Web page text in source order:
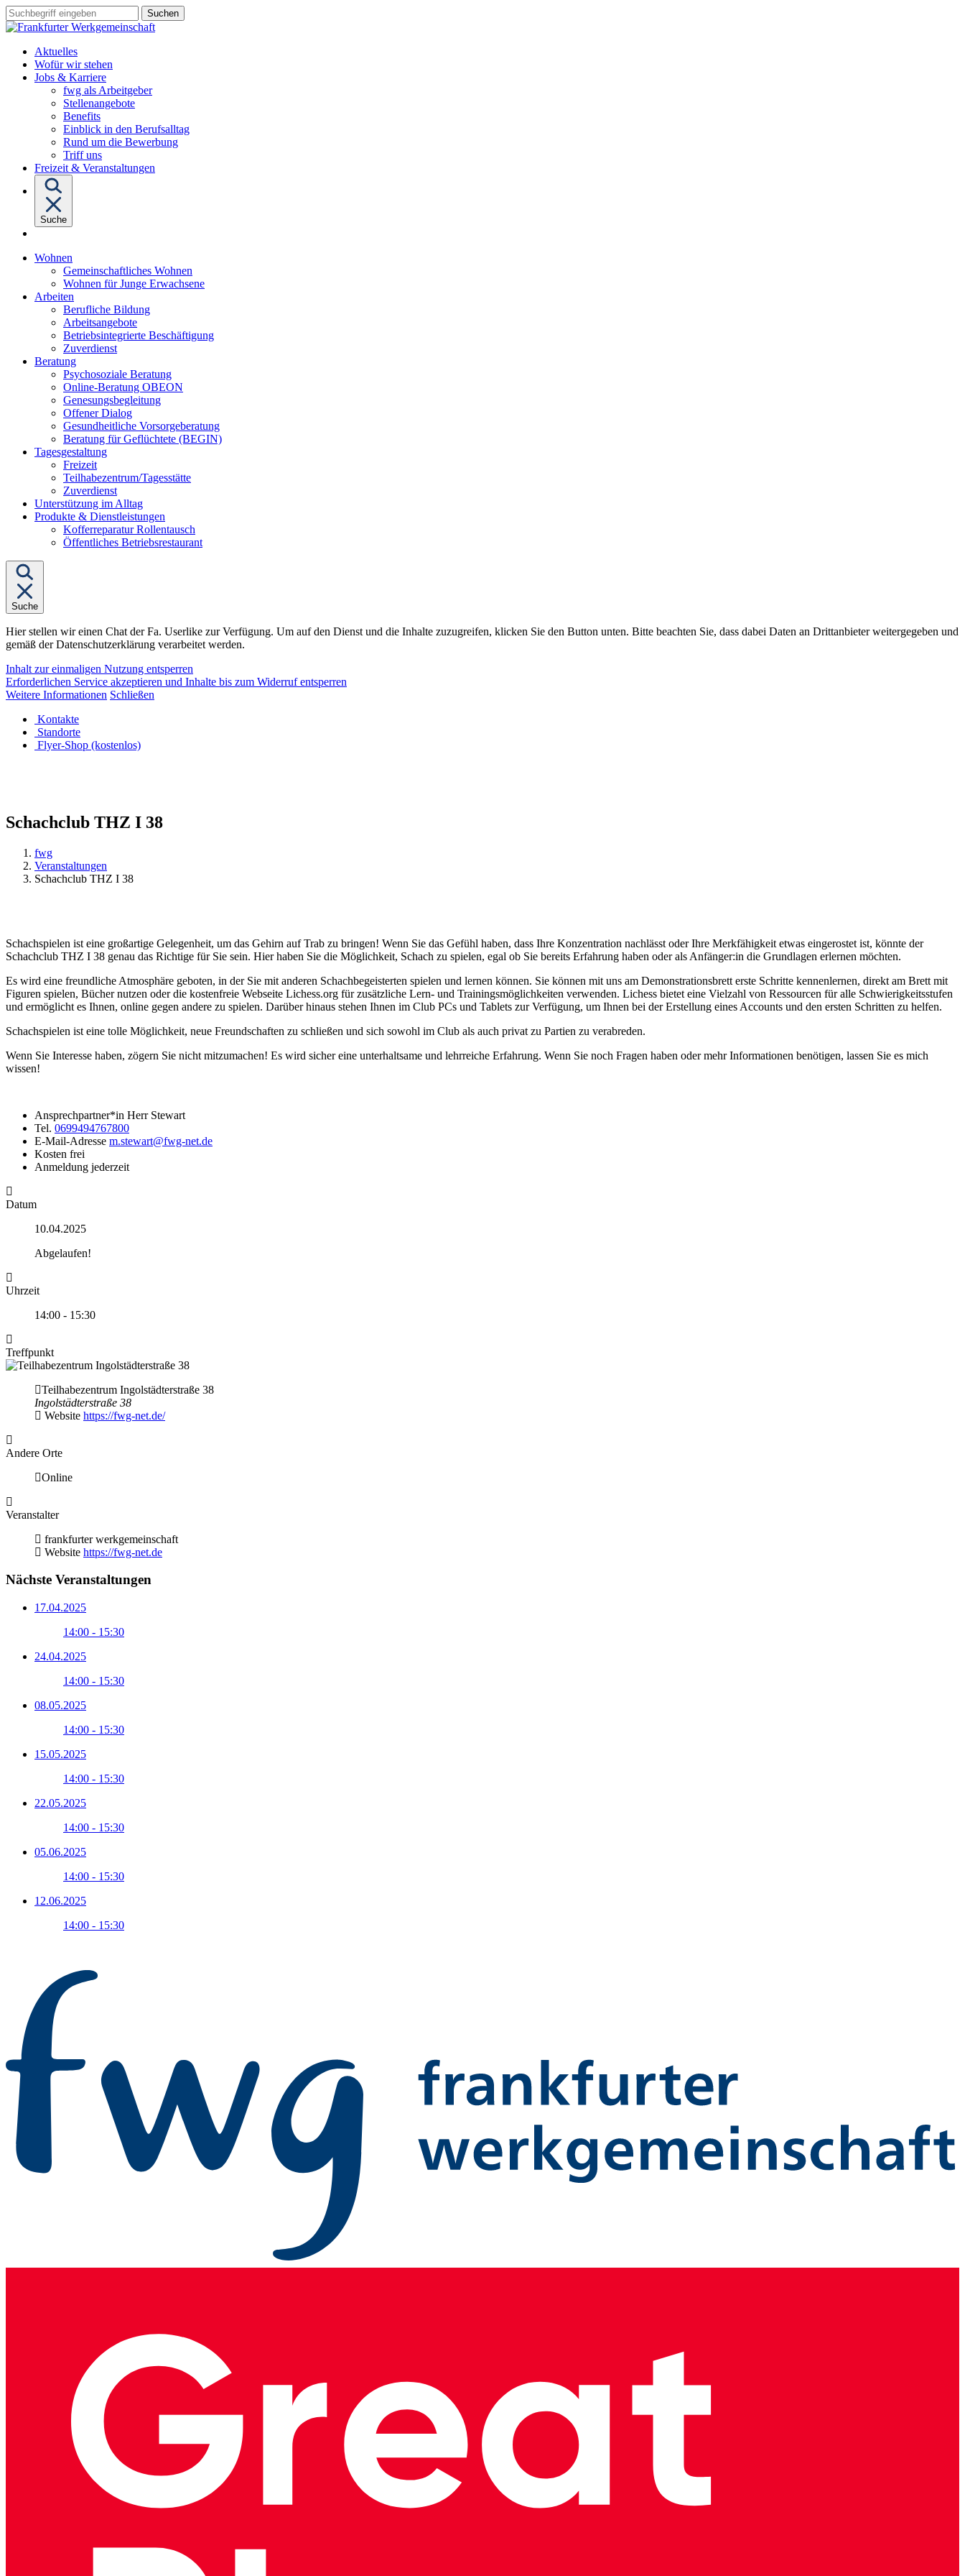
Sprungziel:
Zum
Sprungziel:
Zur
Sprungziel:
Zum
Suchbegriff
eingeben
Aktuelles
Wofür wir stehen
Jobs & KarriereUntermenü
von
"Jobs
&
fwg als Arbeitgeber
Stellenangebote
Benefits
Einblick in den Berufsalltag
Rund um die Bewerbung
Triff uns
Freizeit & Veranstaltungen
Suche
Wohnen
von
"Wohnen"
Gemeinschaftliches Wohnen
Wohnen für Junge Erwachsene
Arbeiten
von
"Arbeiten"
Berufliche Bildung
Arbeitsangebote
Betriebsintegrierte Beschäftigung
Zuverdienst
BeratungUntermenü
von
"Beratung"
Psychosoziale Beratung
Online-Beratung OBEON
Genesungsbegleitung
Offener Dialog
Gesundheitliche Vorsorgeberatung
Beratung für Geflüchtete (BEGIN)
TagesgestaltungUntermenü
"Tagesgestaltung"
Freizeit
Teilhabezentrum/Tagesstätte
Zuverdienst
Unterstützung im Alltag
Produkte & Dienstleistungen
von
"Produkte
&
Kofferreparatur Rollentausch
Öffentliches Betriebsrestaurant
Suche
Hier stellen wir einen Chat der Fa. Userlike zur Verfügung. Um auf den Dienst und die Inhalte zuzugreifen, klicken Sie den Button unten. Bitte beachten Sie, dass dabei Daten an Drittanbieter weitergegeben und
gemäß der Datenschutzerklärung verarbeitet werden.
Inhalt zur einmaligen Nutzung entsperren
Erforderlichen Service akzeptieren und Inhalte bis zum Widerruf entsperren
Weitere Informationen Schließen
Kontakte
Standorte
Flyer-Shop (kostenlos)
Schachclub THZ I 38
fwg
Veranstaltungen
Schachclub THZ I 38
Schachspielen ist eine großartige Gelegenheit, um das Gehirn auf Trab zu bringen! Wenn Sie das Gefühl haben, dass Ihre Konzentration nachlässt oder Ihre Merkfähigkeit etwas eingerostet ist, könnte der
Schachclub THZ I 38 genau das Richtige für Sie sein. Hier haben Sie die Möglichkeit, Schach zu spielen, egal ob Sie bereits Erfahrung haben oder als Anfänger:in die Grundlagen erlernen möchten.
Es wird eine freundliche Atmosphäre geboten, in der Sie mit anderen Schachbegeisterten spielen und lernen können. Sie können mit uns am Demonstrationsbrett erste Schritte kennenlernen, direkt am Brett mit
Figuren spielen, Bücher nutzen oder die kostenfreie Webseite Lichess.org für zusätzliche Lern- und Trainingsmöglichkeiten verwenden. Lichess bietet eine Vielzahl von Ressourcen für alle Schwierigkeitsstufen
und ermöglicht es Ihnen, online gegen andere zu spielen. Darüber hinaus stehen Ihnen im Club PCs und Tablets zur Verfügung, um Ihnen bei der Erstellung eines Accounts und den ersten Schritten zu helfen.
Schachspielen ist eine tolle Möglichkeit, neue Freundschaften zu schließen und sich sowohl im Club als auch privat zu Partien zu verabreden.
Wenn Sie Interesse haben, zögern Sie nicht mitzumachen! Es wird sicher eine unterhaltsame und lehrreiche Erfahrung. Wenn Sie noch Fragen haben oder mehr Informationen benötigen, lassen Sie es mich
wissen!
Ansprechpartner*in Herr Stewart
Tel. 0699494767800
E-Mail-Adresse m.stewart@fwg-net.de
Kosten frei
Anmeldung jederzeit
Datum
10.04.2025
Abgelaufen!
Uhrzeit
14:00 - 15:30
Treffpunkt
Teilhabezentrum Ingolstädterstraße 38
Ingolstädterstraße 38
Website https://fwg-net.de/
Andere Orte
Online
Veranstalter
frankfurter werkgemeinschaft
Website https://fwg-net.de
Nächste Veranstaltungen
17.04.2025
14:00 - 15:30
24.04.2025
14:00 - 15:30
08.05.2025
14:00 - 15:30
15.05.2025
14:00 - 15:30
22.05.2025
14:00 - 15:30
05.06.2025
14:00 - 15:30
12.06.2025
14:00 - 15:30